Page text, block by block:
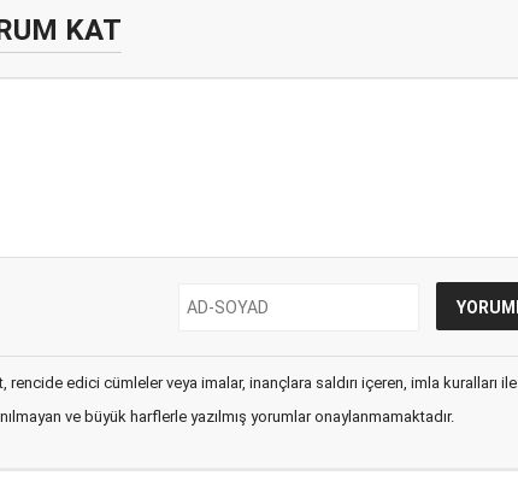
KAT
rencide edici cümleler veya imalar, inançlara saldırı içeren, imla kuralları ile
ve büyük harflerle yazılmış yorumlar onaylanmamaktadır.